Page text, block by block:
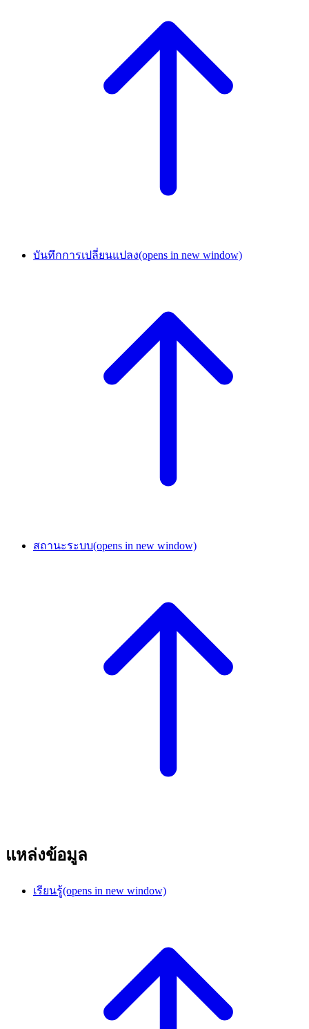
บันทึกการเปลี่ยนแปลง(opens in new window)
สถานะระบบ(opens in new window)
แหล่งข้อมูล
เรียนรู้(opens in new window)